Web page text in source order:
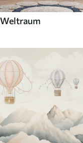
Weltraum